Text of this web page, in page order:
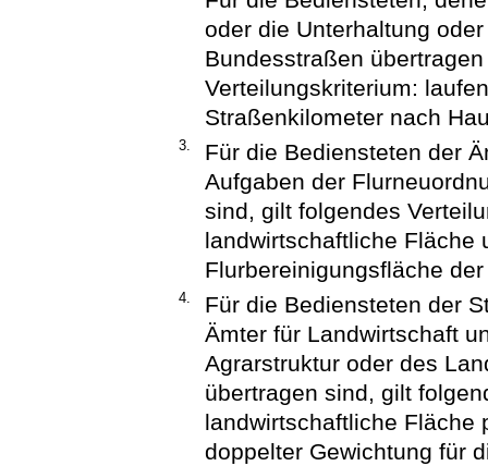
oder die Unterhaltung
Bundesstraßen
Verteilungskriterium:
Straßenkilometer nach
3.
Für die Bediensteten der
Aufgaben der
sind, gilt folgendes
landwirtschaftliche Fläche
Flurbereinigungsfläche
4.
Für die Bediensteten der
Ämter für Landwirtschaft
Agrarstruktur oder des
übertragen sind, gilt
landwirtschaftliche Fläche
doppelter Gewichtung für